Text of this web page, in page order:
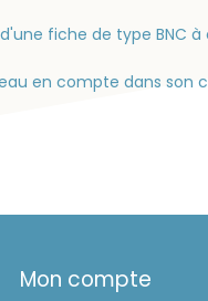
fiche de type BNC
en compte dans son
Mon compte